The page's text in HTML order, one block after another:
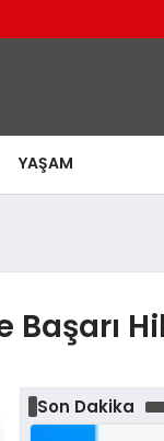
YAŞAM
Başarı
Son Dakika